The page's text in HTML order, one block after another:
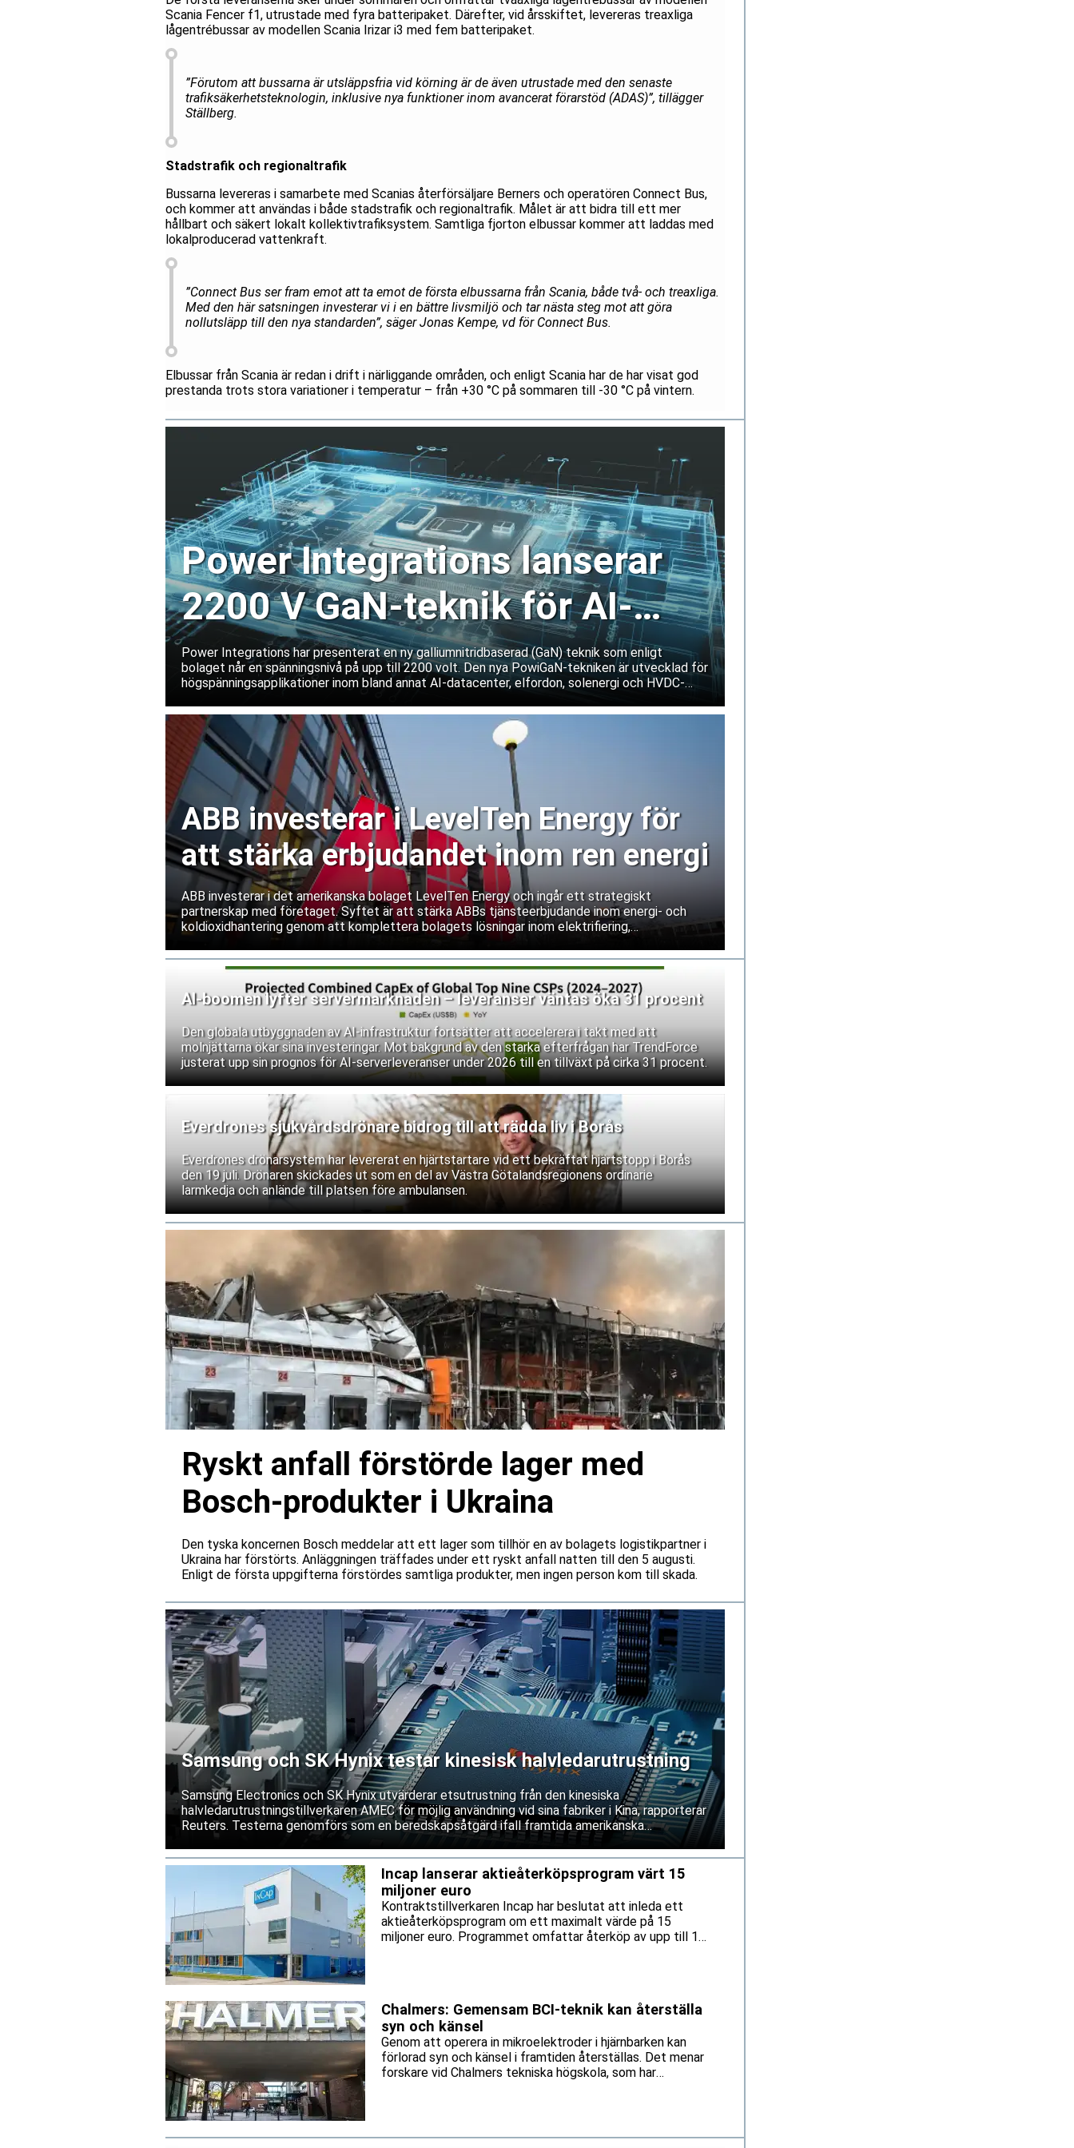
Scania Fencer f1, utrustade med fyra batteripaket. Därefter, vid årsskiftet, levereras treaxliga
lågentrébussar av modellen Scania Irizar i3 med fem batteripaket.
”Förutom att bussarna är utsläppsfria vid körning är de även utrustade med den senaste
trafiksäkerhetsteknologin, inklusive nya funktioner inom avancerat förarstöd (ADAS)”, tillägger
Ställberg.
Stadstrafik och regionaltrafik
Bussarna levereras i samarbete med Scanias återförsäljare Berners och operatören Connect Bus,
och kommer att användas i både stadstrafik och regionaltrafik. Målet är att bidra till ett mer
hållbart och säkert lokalt kollektivtrafiksystem. Samtliga fjorton elbussar kommer att laddas med
lokalproducerad vattenkraft.
”Connect Bus ser fram emot att ta emot de första elbussarna från Scania, både två- och treaxliga.
Med den här satsningen investerar vi i en bättre livsmiljö och tar nästa steg mot att göra
nollutsläpp till den nya standarden”, säger Jonas Kempe, vd för Connect Bus.
Elbussar från Scania är redan i drift i närliggande områden, och enligt Scania har de har visat god
prestanda trots stora variationer i temperatur – från +30 °C på sommaren till -30 °C på vintern.
Power Integrations lanserar
2200 V GaN-teknik för AI-
datacenter och kraftsystem
Power Integrations har presenterat en ny galliumnitridbaserad (GaN) teknik som enligt
bolaget når en spänningsnivå på upp till 2200 volt. Den nya PowiGaN-tekniken är utvecklad för
högspänningsapplikationer inom bland annat AI-datacenter, elfordon, solenergi och HVDC-
ABB investerar i LevelTen Energy för
att stärka erbjudandet inom ren energi
ABB investerar i det amerikanska bolaget LevelTen Energy och ingår ett strategiskt
partnerskap med företaget. Syftet är att stärka ABBs tjänsteerbjudande inom energi- och
koldioxidhantering genom att komplettera bolagets lösningar inom elektrifiering,
energihantering och digitalisering med LevelTens plattform för upphandling av ren energi.
AI-boomen lyfter servermarknaden – leveranser väntas öka 31 procent
Den globala utbyggnaden av AI-infrastruktur fortsätter att accelerera i takt med att
molnjättarna ökar sina investeringar. Mot bakgrund av den starka efterfrågan har TrendForce
justerat upp sin prognos för AI-serverleveranser under 2026 till en tillväxt på cirka 31 procent.
Everdrones sjukvårdsdrönare bidrog till att rädda liv i Borås
Everdrones drönarsystem har levererat en hjärtstartare vid ett bekräftat hjärtstopp i Borås
den 19 juli. Drönaren skickades ut som en del av Västra Götalandsregionens ordinarie
larmkedja och anlände till platsen före ambulansen.
Ryskt anfall förstörde lager med
Bosch-produkter i Ukraina
Den tyska koncernen Bosch meddelar att ett lager som tillhör en av bolagets logistikpartner i
Ukraina har förstörts. Anläggningen träffades under ett ryskt anfall natten till den 5 augusti.
Enligt de första uppgifterna förstördes samtliga produkter, men ingen person kom till skada.
Samsung och SK Hynix testar kinesisk halvledarutrustning
Samsung Electronics och SK Hynix utvärderar etsutrustning från den kinesiska
halvledarutrustningstillverkaren AMEC för möjlig användning vid sina fabriker i Kina, rapporterar
Reuters. Testerna genomförs som en beredskapsåtgärd ifall framtida amerikanska
exportrestriktioner skulle försvåra service och underhåll av västerländsk utrustning. Båda
bolagen tillbakavisar dock uppgifterna.
Incap lanserar aktieåterköpsprogram värt 15
miljoner euro
Kontraktstillverkaren Incap har beslutat att inleda ett
aktieåterköpsprogram om ett maximalt värde på 15
miljoner euro. Programmet omfattar återköp av upp till 1
Chalmers: Gemensam BCI-teknik kan återställa
syn och känsel
Genom att operera in mikroelektroder i hjärnbarken kan
förlorad syn och känsel i framtiden återställas. Det menar
forskare vid Chalmers tekniska högskola, som har